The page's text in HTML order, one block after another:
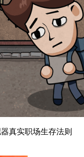
真实职场生存法则